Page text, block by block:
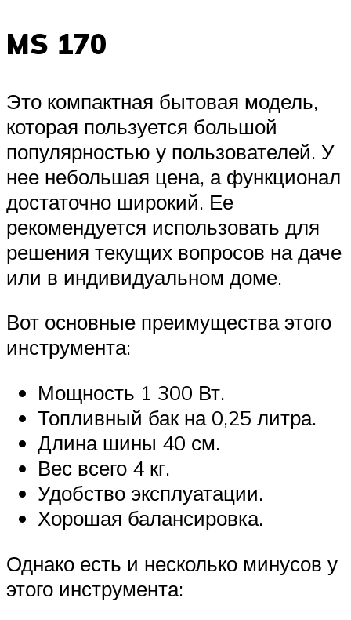
MS 170
Это компактная бытовая модель,
которая пользуется большой
популярностью у пользователей. У
нее небольшая цена, а функционал
достаточно широкий. Ее
рекомендуется использовать для
решения текущих вопросов на даче
или в индивидуальном доме.
Вот основные преимущества этого
инструмента:
Мощность 1 300 Вт.
Топливный бак на 0,25 литра.
Длина шины 40 см.
Вес всего 4 кг.
Удобство эксплуатации.
Хорошая балансировка.
Однако есть и несколько минусов у
этого инструмента: